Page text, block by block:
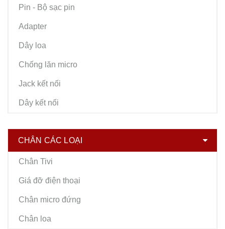
Pin - Bộ sạc pin
Adapter
Dây loa
Chống lăn micro
Jack kết nối
Dây kết nối
CHÂN CÁC LOẠI
Chân Tivi
Giá đỡ điện thoại
Chân micro đứng
Chân loa